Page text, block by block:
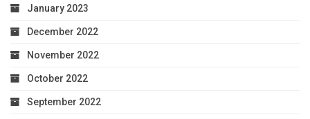
January 2023
December 2022
November 2022
October 2022
September 2022